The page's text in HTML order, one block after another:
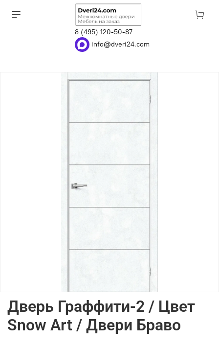
8 (495) 120-50-87
info@dveri24.com
Дверь Граффити-2 / Цвет
Snow Art / Двери Браво